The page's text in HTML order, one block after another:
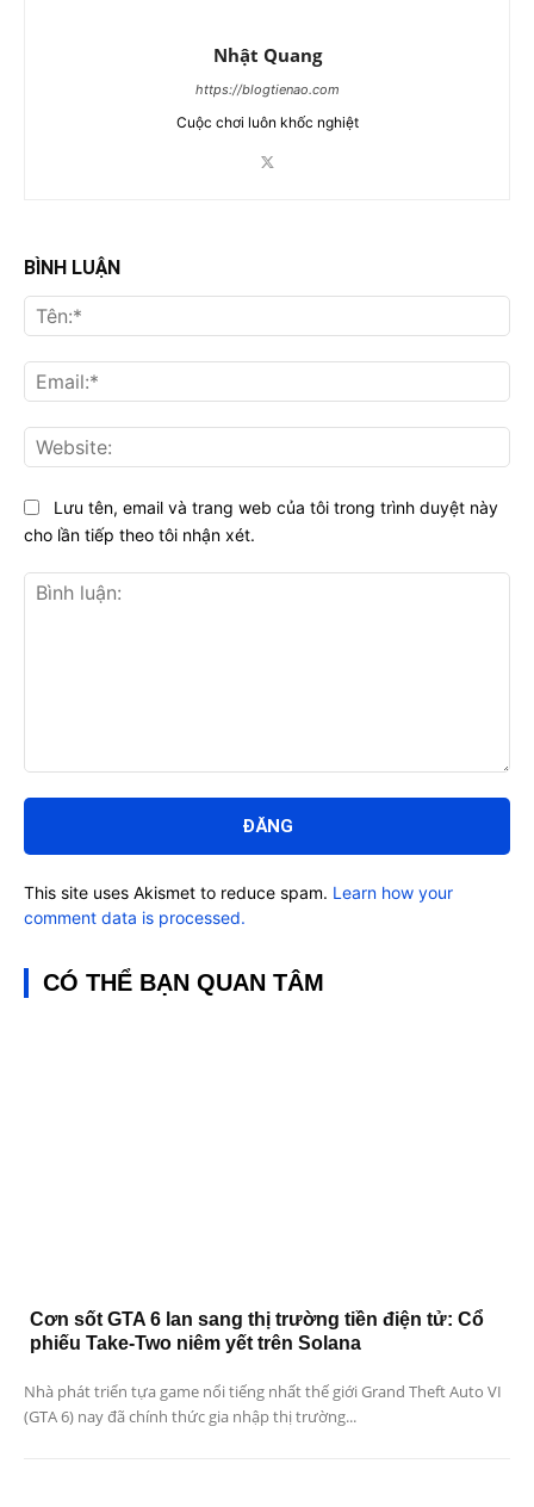
Nhật Quang
https://blogtienao.com
Cuộc chơi luôn khốc nghiệt
BÌNH LUẬN
luận:
Lưu tên, email và trang web của tôi trong trình duyệt này
cho lần tiếp theo tôi nhận xét.
This site uses Akismet to reduce spam. Learn how your
comment data is processed.
CÓ THỂ BẠN QUAN TÂM
Cơn sốt GTA 6 lan sang thị trường tiền điện tử: Cổ
phiếu Take-Two niêm yết trên Solana
Nhà phát triển tựa game nổi tiếng nhất thế giới Grand Theft Auto VI
(GTA 6) nay đã chính thức gia nhập thị trường...